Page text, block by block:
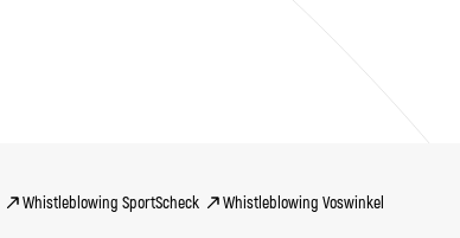
Whistleblowing SportScheck Whistleblowing Voswinkel